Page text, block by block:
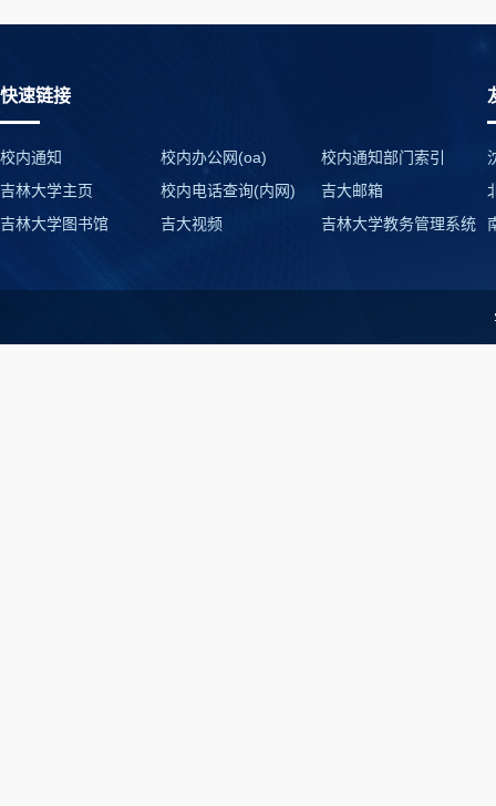
快速链接
校内通知 校内办公网(oa)
校内通知部门索引
吉林大学主页
校内电话查询(内网)
吉大邮箱
吉林大学图书馆
吉大视频 吉林大学教务管理系统